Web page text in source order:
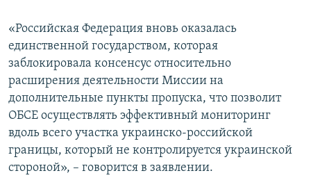
КРЫМ.НЕПОКОРЕННЫЙ
ELIFBE
УКРАИНСКАЯ ПРОБЛЕМА КРЫМА
Все сайты RFE/RL
«Российская Федерация вновь оказалась
единственной государством, которая
заблокировала консенсус относительно
расширения деятельности Миссии на
дополнительные пункты пропуска, что позволит
ОБСЕ осуществлять эффективный мониторинг
вдоль всего участка украинско-российской
границы, который не контролируется украинской
стороной», – говорится в заявлении.